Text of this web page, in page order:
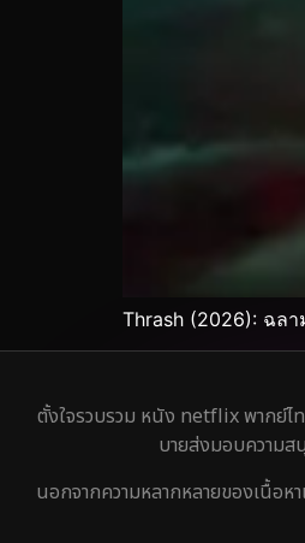
Thrash (2026): ฉล
ตั้งใจรวบรวม หนัง netflix พากย์ไ
บายส่งมอบความ
นอกจากความหลากหลายของเนื้อ